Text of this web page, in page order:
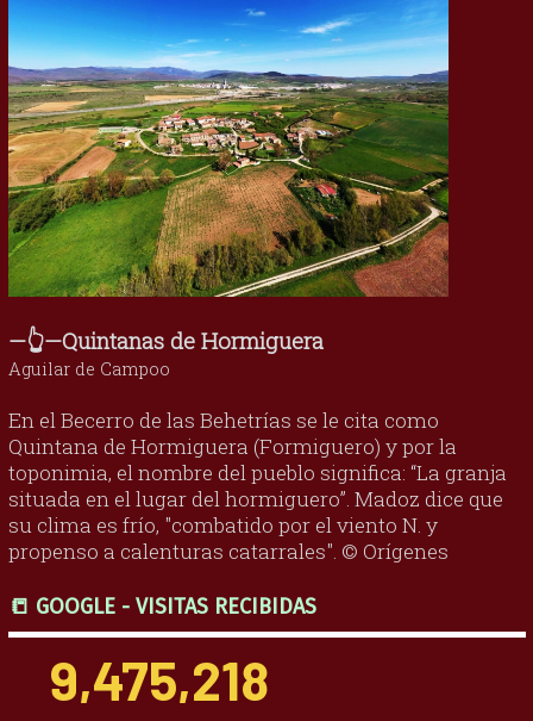
—👆—Quintanas de Hormiguera
Aguilar de Campoo
En el Becerro de las Behetrías se le cita como
Quintana de Hormiguera (Formiguero) y por la
toponimia, el nombre del pueblo significa: “La granja
situada en el lugar del hormiguero”. Madoz dice que
su clima es frío, "combatido por el viento N. y
propenso a calenturas catarrales". © Orígenes
📒 GOOGLE - VISITAS RECIBIDAS
9,475,218